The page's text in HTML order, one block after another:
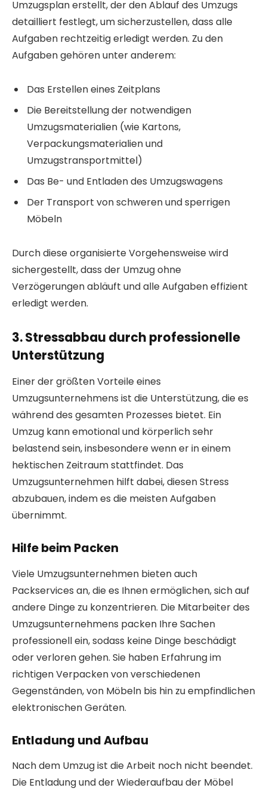
Umzugsplan erstellt, der den Ablauf des Umzugs
detailliert festlegt, um sicherzustellen, dass alle
Aufgaben rechtzeitig erledigt werden. Zu den
Aufgaben gehören unter anderem:
Das Erstellen eines Zeitplans
Die Bereitstellung der notwendigen
Umzugsmaterialien (wie Kartons,
Verpackungsmaterialien und
Umzugstransportmittel)
Das Be- und Entladen des Umzugswagens
Der Transport von schweren und sperrigen
Möbeln
Durch diese organisierte Vorgehensweise wird
sichergestellt, dass der Umzug ohne
Verzögerungen abläuft und alle Aufgaben effizient
erledigt werden.
3. Stressabbau durch professionelle
Unterstützung
Einer der größten Vorteile eines
Umzugsunternehmens ist die Unterstützung, die es
während des gesamten Prozesses bietet. Ein
Umzug kann emotional und körperlich sehr
belastend sein, insbesondere wenn er in einem
hektischen Zeitraum stattfindet. Das
Umzugsunternehmen hilft dabei, diesen Stress
abzubauen, indem es die meisten Aufgaben
übernimmt.
Hilfe beim Packen
Viele Umzugsunternehmen bieten auch
Packservices an, die es Ihnen ermöglichen, sich auf
andere Dinge zu konzentrieren. Die Mitarbeiter des
Umzugsunternehmens packen Ihre Sachen
professionell ein, sodass keine Dinge beschädigt
oder verloren gehen. Sie haben Erfahrung im
richtigen Verpacken von verschiedenen
Gegenständen, von Möbeln bis hin zu empfindlichen
elektronischen Geräten.
Entladung und Aufbau
Nach dem Umzug ist die Arbeit noch nicht beendet.
Die Entladung und der Wiederaufbau der Möbel